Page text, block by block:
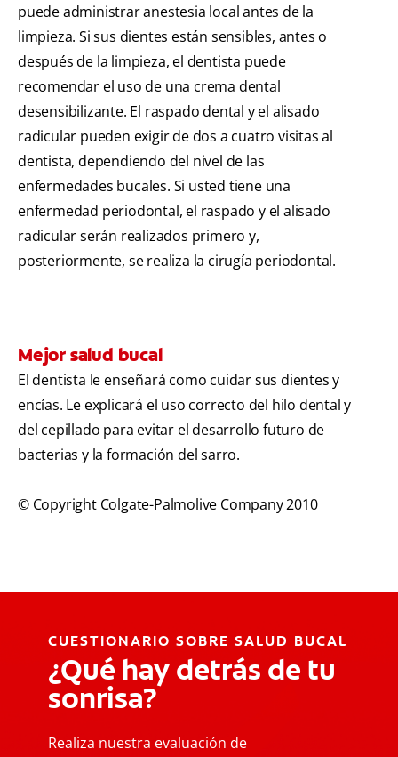
puede administrar anestesia local antes de la
limpieza. Si sus dientes están sensibles, antes o
después de la limpieza, el dentista puede
recomendar el uso de una crema dental
desensibilizante. El raspado dental y el alisado
radicular pueden exigir de dos a cuatro visitas al
dentista, dependiendo del nivel de las
enfermedades bucales. Si usted tiene una
enfermedad periodontal, el raspado y el alisado
radicular serán realizados primero y,
posteriormente, se realiza la cirugía periodontal.
Mejor salud bucal
El dentista le enseñará como cuidar sus dientes y
encías. Le explicará el uso correcto del hilo dental y
del cepillado para evitar el desarrollo futuro de
bacterias y la formación del sarro.
© Copyright Colgate-Palmolive Company 2010
CUESTIONARIO SOBRE SALUD BUCAL
¿Qué hay detrás de tu
sonrisa?
Realiza nuestra evaluación de